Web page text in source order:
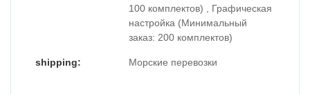
100 комплектов) , Графическая
настройка (Минимальный
заказ: 200 комплектов)
shipping: Морские перевозки